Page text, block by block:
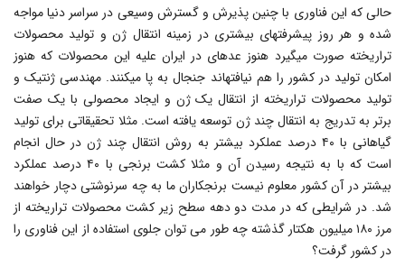
حالی که این فناوری با چنین پذیرش و گسترش وسیعی در سراسر دنیا مواجه
شده و هر روز پیشرفت‎های بیشتری در زمینه انتقال ژن و تولید محصولات
تراریخته صورت می‎گیرد هنوز عده‎ای در ایران علیه این محصولات که هنوز
امکان تولید در کشور را هم نیافته‎اند جنجال به پا می‎کنند. مهندسی ژنتیک و
تولید محصولات تراریخته از انتقال یک ژن و ایجاد محصولی با یک صفت
برتر به تدریج به انتقال چند ژن توسعه یافته است. مثلا تحقیقاتی برای تولید
گیاهانی با ۴۰ درصد عملکرد بیشتر به روش انتقال چند ژن در حال انجام
است که با به نتیجه رسیدن آن و مثلا کشت برنجی با ۴۰ درصد عملکرد
بیشتر در آن کشور معلوم نیست برنجکاران ما به چه سرنوشتی دچار خواهند
شد. در شرایطی که در مدت دو دهه سطح زیر کشت محصولات تراریخته از
مرز ۱۸۰ میلیون هکتار گذشته چه طور می توان جلوی استفاده از این فناوری را
در کشور گرفت؟